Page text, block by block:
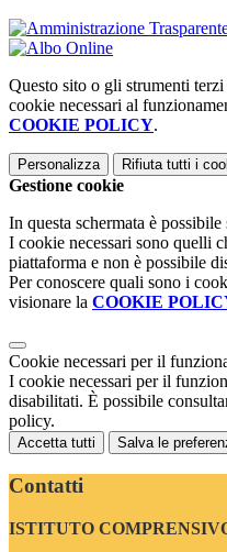
Questo sito o gli strumenti
cookie necessari al
COOKIE POLICY.
Personalizza Rifiuta tutti i
Gestione cookie
In questa schermata è
I cookie necessari sono quelli
piattaforma e non è possibile
Per conoscere quali sono i
visionare la COOKIE
Cookie necessari per il
I cookie necessari per il
disabilitati. È possibile
policy.
Accetta tutti Salva le
Contatti
ISTITUTO